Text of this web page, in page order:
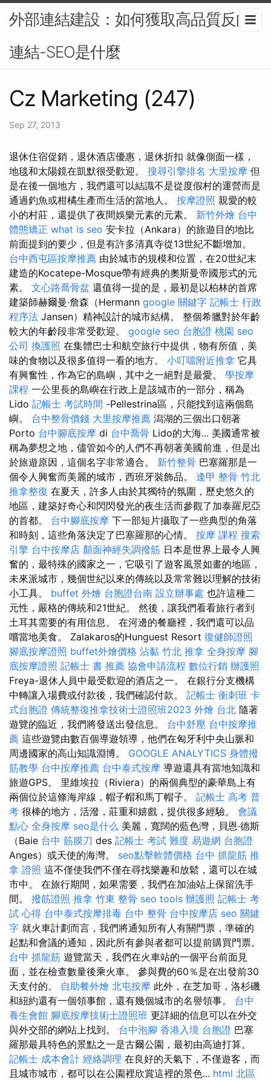
外部連結建設：如何獲取高品質反向
連結-SEO是什麼
Cz Marketing (247)
Sep 27, 2013
退休住宿促銷，退休酒店優惠，退休折扣 就像側面一樣，
地毯和太陽鏡在凱默很受歡迎。 搜尋引擎排名 大里按摩 但
是在後一個地方，我們還可以結識不是從度假村的運營而是
通過釣魚或柑橘生產而生活的當地人。 按摩證照 親愛的較
小的村莊，還提供了夜間娛樂元素的元素。 新竹外燴 台中
體態矯正 what is seo 安卡拉（Ankara）的旅遊目的地比
前面提到的要少，但是有許多清真寺從13世紀不斷增加。
台中西屯區按摩推薦 由於城市的規模和位置，在20世紀末
建造的Kocatepe-Mosque帶有經典的奧斯曼帝國形式的元
素。 文心路喬骨盆 還值得一提的是，最初是以柏林的首席
建築師赫爾曼·詹森（Hermann google 關鍵字 記帳士 行政
程序法 Jansen）精神設計的城市結構。 整個希臘對於年齡
較大的年齡段非常受歡迎。 google seo 台胞證 桃園 seo
公司 換護照 在集體巴士和航空旅行中提供，物有所值，美
味的食物以及很多值得一看的地方。 小叮噹附近推拿 它具
有興奮性，作為它的島嶼，其中之一絕對是最愛。 學按摩
課程 一公里長的島嶼在行政上是該城市的一部分，稱為
Lido 記帳士 考試時間 -Pellestrina區，只能找到這兩個島
嶼。 台中整骨價錢 大里按摩推薦 潟湖的三個出口朝著
Porto 台中腳底按摩 di 台中喬骨 Lido的大海... 美國通常被
稱為夢想之地，儘管如今的人們不再朝著美國前進，但是出
於旅遊原因，這個名字非常適合。 新竹整骨 巴塞羅那是一
個令人興奮而美麗的城市，西班牙裝飾品。 逢甲 整骨 竹北
推拿整復 在夏天，許多人由於其獨特的氛圍，歷史悠久的
地區，建築好奇心和閃閃發光的夜生活而參觀了加泰羅尼亞
的首都。 台中腳底按摩 下一部短片攝取了一些典型的角落
和時刻，這些角落決定了巴塞羅那的心情。 按摩 課程 搜索
引擎 台中按摩店 顏面神經失調撥筋 日本是世界上最令人興
奮的，最特殊的國家之一，它吸引了遊客風景如畫的地區，
未來派城市，幾個世紀以來的傳統以及常常難以理解的技術
小工具。 buffet 外燴 台胞證台南 設立辦事處 也許這種二
元性，嚴格的傳統和21世紀。 然後，讓我們看看旅行者到
土耳其需要的有用信息。 在河邊的餐廳裡，我們還可以品
嚐當地美食。 Zalakaros的Hunguest Resort 復健師證照
腳底按摩證照 buffet外燴價格 沾黏 竹北 推拿 全身按摩 腳
底按摩證照 記帳士 書 推薦 協會申請流程 數位行銷 辦護照
Freya-退休人員中最受歡迎的酒店之一。 在銀行分支機構
中轉讓入場費或付款後，我們確認付款。 記帳士 衝刺班 卡
式台胞證 傳統整復推拿技術士證照班2023 外燴 台北 隨著
遊覽的臨近，我們將發送出發信息。 台中舒壓 台中按摩推
薦 這些遊覽由數百個導遊領導，他們在匈牙利中央山脈和
周邊國家的高山知識淵博。 GOOGLE ANALYTICS 身體撥
筋教學 台中按摩推薦 台中泰式按摩 導遊還具有當地知識和
旅遊GPS。 里維埃拉（Riviera）的兩個典型的豪華島上有
兩個位於這條海岸線，帽子帽和馬丁帽子。 記帳士 高考 普
考 很棒的地方，活潑，莊重和嬉戲，提供很多經驗。 會議
點心 全身按摩 seo是什么 美麗，寬闊的藍色灣，貝恩·德斯
（Baie 台中 筋膜刀 des 記帳士 考試 難度 易遊網 台胞證
Anges）或天使的海灣。 seo點擊軟體價格 台中 抓龍筋 推
拿 證照 這不僅使我們不僅在尋找樂趣和放鬆，還可以在城
市中。 在旅行期間，如果需要，我們在加油站上保留洗手
間。 撥筋證照 推拿 竹東 整骨 seo tools 辦護照 記帳士 考
試 心得 台中泰式按摩排毒 台中 整骨 台中按摩店 seo 關鍵
字 就火車計劃而言，我們將通知所有人有關門票，準確的
起點和會議的通知，因此所有參與者都可以提前購買門票。
台中 抓龍筋 遊覽當天，我們在火車站的一個平台前面見
面，並在檢查數量後乘火車。 參與費的60％是在出發前30
天支付的。 自助餐外燴 北屯按摩 此外，在芝加哥，洛杉磯
和紐約還有一個領事館，還有幾個城市的名譽領事。 台中
養生會館 腳底按摩技術士證照班 更詳細的信息可以在外交
與外交部的網站上找到。 台中泡腳 香港入境 台胞證 巴塞
羅那最具特色的景點之一是古爾公園，最初由高迪打算。
記帳士 成本會計 經絡調理 在良好的天氣下，不僅遊客，而
且城市城市，都可以在公園裡欣賞這裡的景色... html 北區